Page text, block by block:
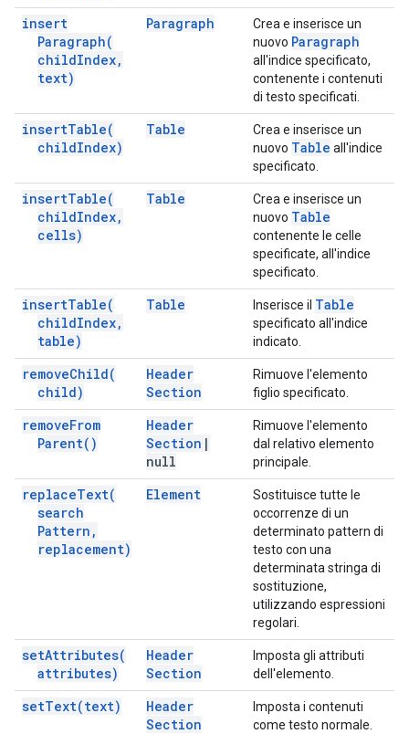
insert
Paragraph(
childIndex,
text)
Paragraph
Crea e inserisce un
nuovo Paragraph
all'indice specificato,
contenente i contenuti
di testo specificati.
insertTable(
childIndex)
Table
Crea e inserisce un
nuovo Table all'indice
specificato.
insertTable(
childIndex,
cells)
Table
Crea e inserisce un
nuovo Table
contenente le celle
specificate, all'indice
specificato.
insertTable(
childIndex,
table)
Table Inserisce il Table
specificato all'indice
indicato.
removeChild(
child)
Header
Section
Rimuove l'elemento
figlio specificato.
removeFrom
Parent( )
Header
Section |
null
Rimuove l'elemento
dal relativo elemento
principale.
replaceText(
search
Pattern ,
replacement)
Element
Sostituisce tutte le
occorrenze di un
determinato pattern di
testo con una
determinata stringa di
sostituzione,
utilizzando espressioni
regolari.
setAttributes(
attributes)
Header
Section
Imposta gli attributi
dell'elemento.
setText(text)
Header
Section
Imposta i contenuti
come testo normale.